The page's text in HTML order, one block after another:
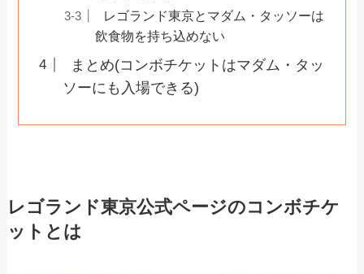
レゴランド東京とマダム・タッソーは
飲食物を持ち込めない
まとめ(コンボチケットはマダム・タッ
ソーにも入場できる)
レゴランド東京公式ページのコンボチケ
ットとは